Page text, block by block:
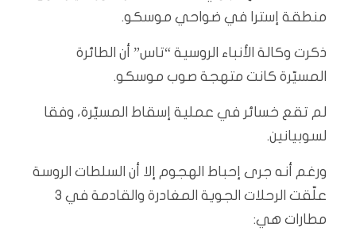
منطقة إسترا في ضواحي موسكو.
ذكرت وكالة الأنباء الروسية “تاس” أن الطائرة
المسيّرة كانت متهجة صوب موسكو.
لم تقع خسائر في عملية إسقاط المسيّرة، وفقا
لسوبيانين.
ورغم أنه جرى إحباط الهجوم إلا أن السلطات الروسة
علّقت الرحلات الجوية المغادرة والقادمة في 3
مطارات هي: